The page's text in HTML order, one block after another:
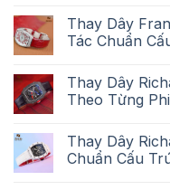
Thay Dây
Tác Chuẩn
Thay Dây
Theo Từng
Thay Dây
Chuẩn Cấu